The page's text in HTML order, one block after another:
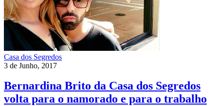
Casa dos Segredos
3 de Junho, 2017
Bernardina Brito da Casa dos Segredos
volta para o namorado e para o trabalho